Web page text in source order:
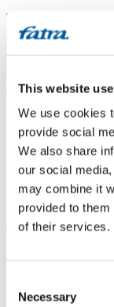
This website
We use cookies
provide social
We also share
our social
may combine it
provided to
of their services.
Selection
Necessary
Menu
Domů/
Certifikat
Certifikat
Dotaz
Dobrý den, prosím
Thermofix Jasan
Dobrý den,